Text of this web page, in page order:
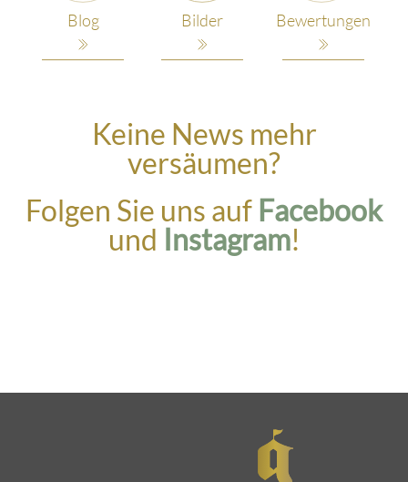
Blog Bilder Bewertungen
Keine News mehr
versäumen?
Folgen Sie uns auf Facebook
und Instagram!